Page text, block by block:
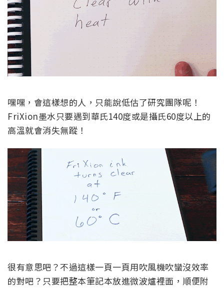
嘿嘿，會這樣想的人，只能說低估了研究團隊呢！
FriXion墨水只要遇到華氏140度或是攝氏60度以上的
高溫就會消失無蹤！
很有意思吧？不過這樣一頁一頁用吹風機吹蠻沒效率
的對吧？只要把整本筆記本放進微波爐裡面，順便附